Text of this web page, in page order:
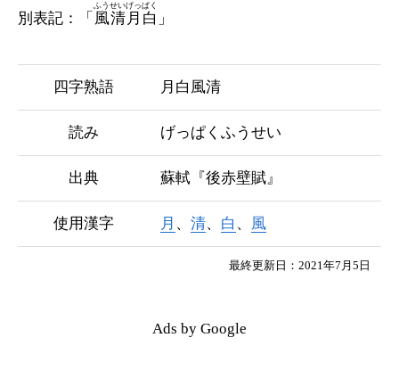
別表記：「 風清月白
ふうせいげっぱく
」
四字熟語 月白風清
読み げっぱくふうせい
出典 蘇軾『後赤壁賦』
使用漢字 月 、 清、 白 、 風
最終更新日：2021年7月5日
Ads by Google